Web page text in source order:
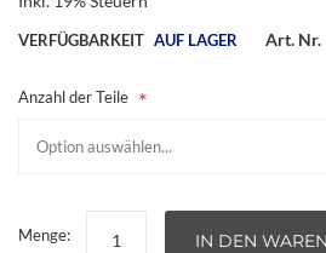
VERFÜGBARKEIT AUF LAGER Art. Nr.
Anzahl der Teile
Menge: IN DEN